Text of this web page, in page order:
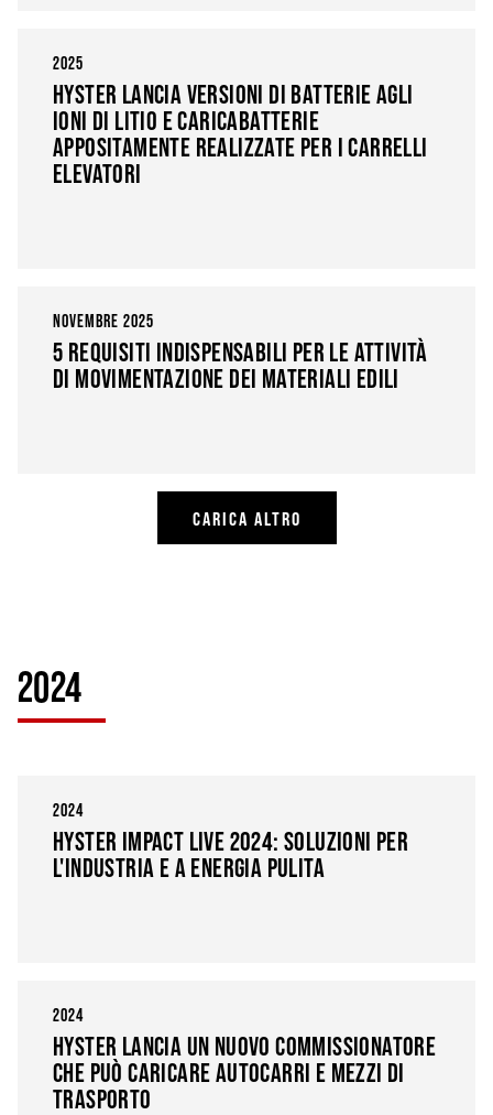
2025
HYSTER LANCIA VERSIONI DI BATTERIE AGLI
IONI DI LITIO E CARICABATTERIE
APPOSITAMENTE REALIZZATE PER I CARRELLI
ELEVATORI
NOVEMBRE 2025
5 REQUISITI INDISPENSABILI PER LE ATTIVITÀ
DI MOVIMENTAZIONE DEI MATERIALI EDILI
CARICA ALTRO
2024
2024
HYSTER IMPACT LIVE 2024: SOLUZIONI PER
L'INDUSTRIA E A ENERGIA PULITA
2024
HYSTER LANCIA UN NUOVO COMMISSIONATORE
CHE PUÒ CARICARE AUTOCARRI E MEZZI DI
TRASPORTO